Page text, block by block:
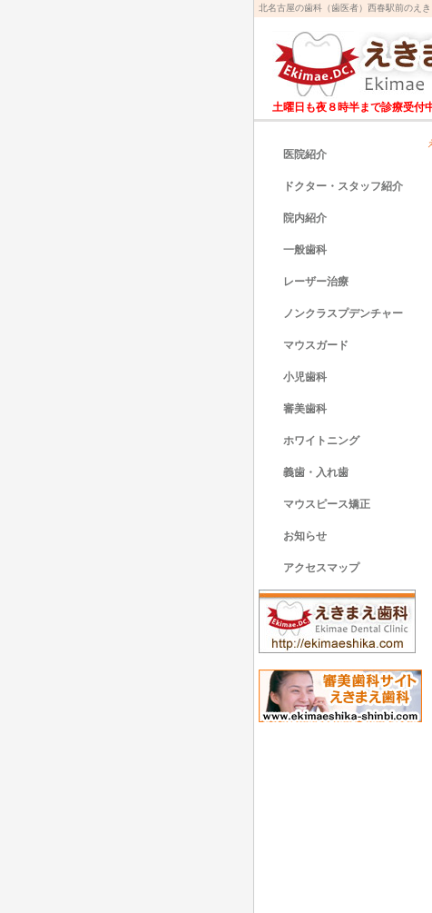
北名古屋の歯科（歯医者）西春駅前のえ
土曜日も夜８時半まで診療受付
医院紹介
ドクター・スタッフ紹介
院内紹介
一般歯科
レーザー治療
ノンクラスプデンチャー
マウスガード
小児歯科
審美歯科
ホワイトニング
義歯・入れ歯
マウスピース矯正
お知らせ
アクセスマップ